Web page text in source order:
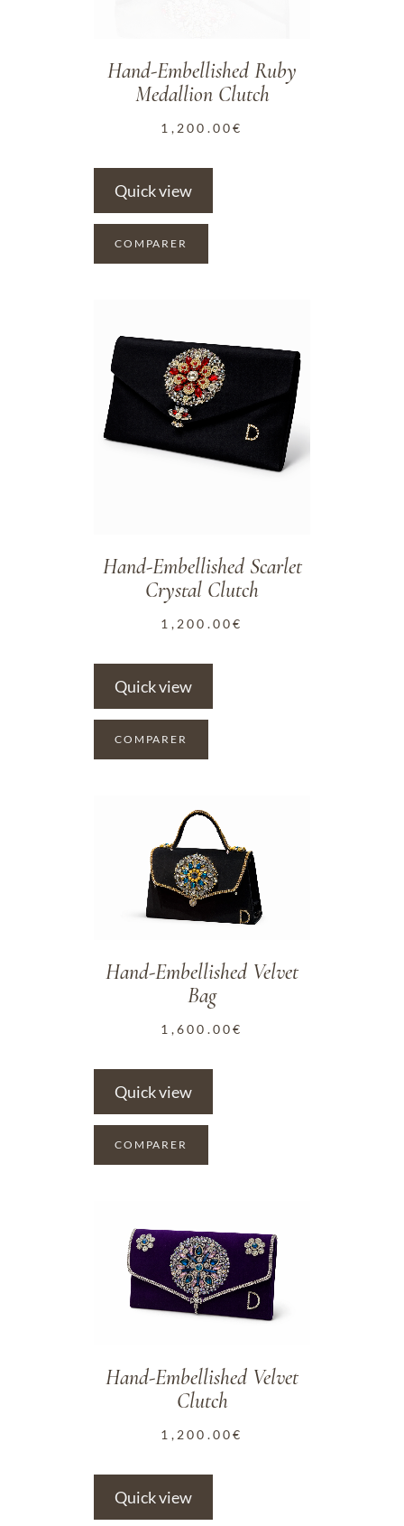
Hand-Embellished Ruby
Medallion Clutch
1,200.00€
Quick view
COMPARER
Hand-Embellished Scarlet
Crystal Clutch
1,200.00€
Quick view
COMPARER
Hand-Embellished Velvet
Bag
1,600.00€
Quick view
COMPARER
Hand-Embellished Velvet
Clutch
1,200.00€
Quick view